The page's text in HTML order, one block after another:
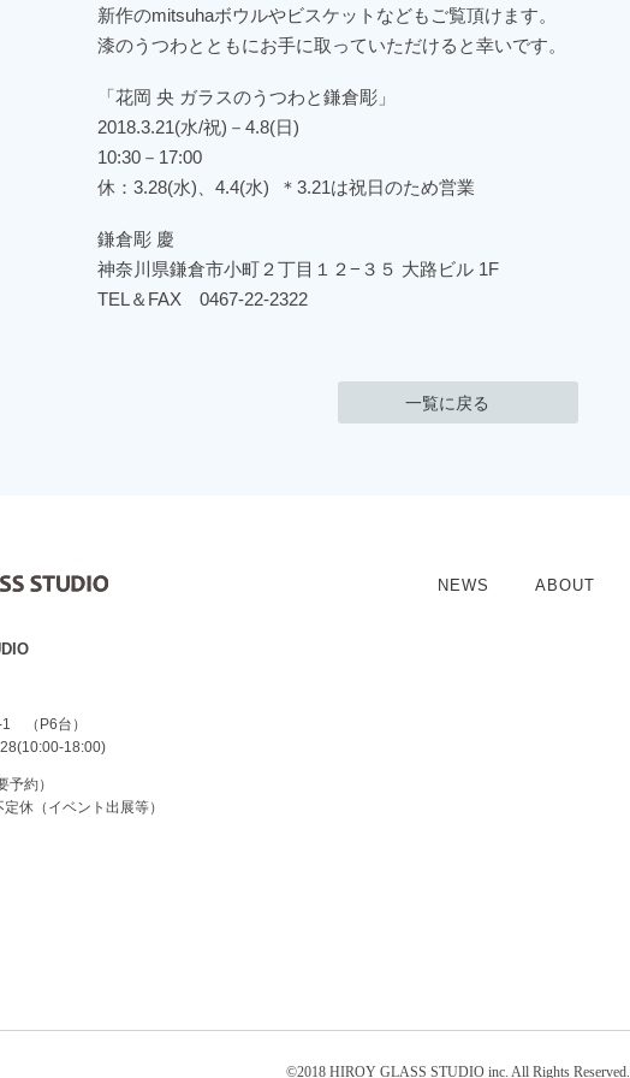
新作のmitsuhaボウルやビスケットなどもご覧頂けます。
漆のうつわとともにお手に取っていただけると幸いです。
「花岡 央 ガラスのうつわと鎌倉彫」
2018.3.21(水/祝)－4.8(日)
10:30－17:00
休：3.28(水)、4.4(水) ＊3.21は祝日のため営業
鎌倉彫 慶
神奈川県鎌倉市小町２丁目１２−３５ 大路ビル 1F
TEL＆FAX 0467-22-2322
一覧に戻る
1 （P6台）
18:00)
約）
休（イベント出展等）
NEWS ABOUT
©2018 HIROY GLASS STUDIO inc. All Rights Reserved.